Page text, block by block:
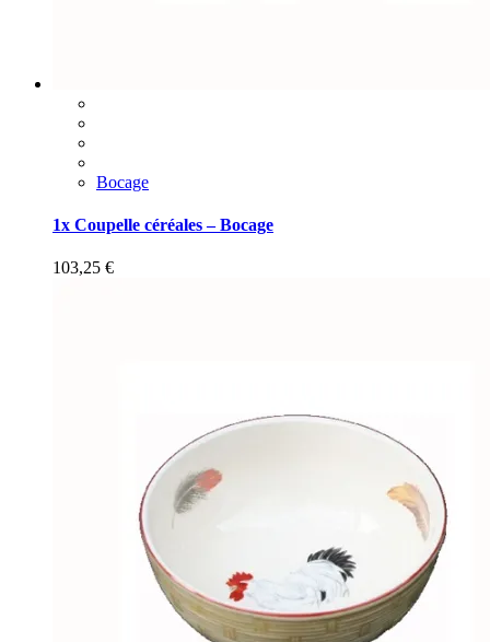
Bocage
1x Coupelle céréales – Bocage
103,25 €